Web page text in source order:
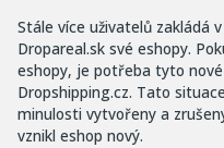
Stále více uživatelů zakládá
Dropareal.sk své eshopy.
eshopy, je potřeba tyto
Dropshipping.cz. Tato
minulosti vytvořeny a
vznikl eshop nový.